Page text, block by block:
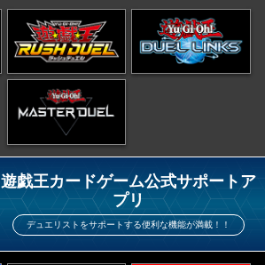
遊戯王カードゲーム公式サポートア
プリ
デュエリストをサポートする便利な機能が満載！！